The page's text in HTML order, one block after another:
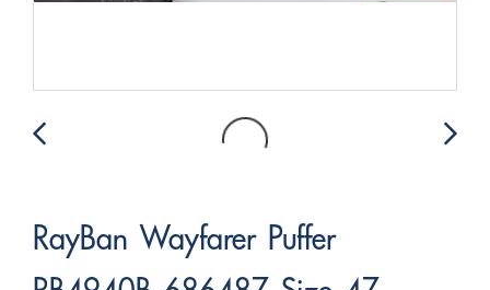
RayBan Wayfarer Puffer